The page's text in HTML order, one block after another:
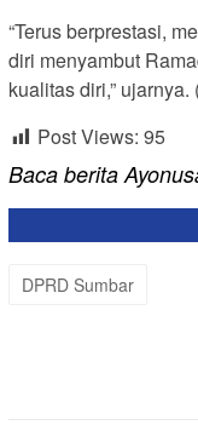
“Terus berprestasi,
diri menyambut
kualitas diri,” ujarnya.
Post Views: 95
Baca berita
DPRD Sumbar